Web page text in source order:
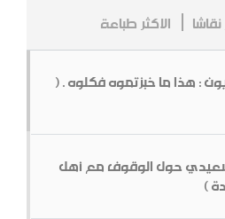
نقاشا الاكثر طباعة
: هذا ما خبزتموه فكلوه . (
حول الوقوف مع أهل